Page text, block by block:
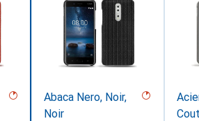
Abaca Nero, Noir,
Noir